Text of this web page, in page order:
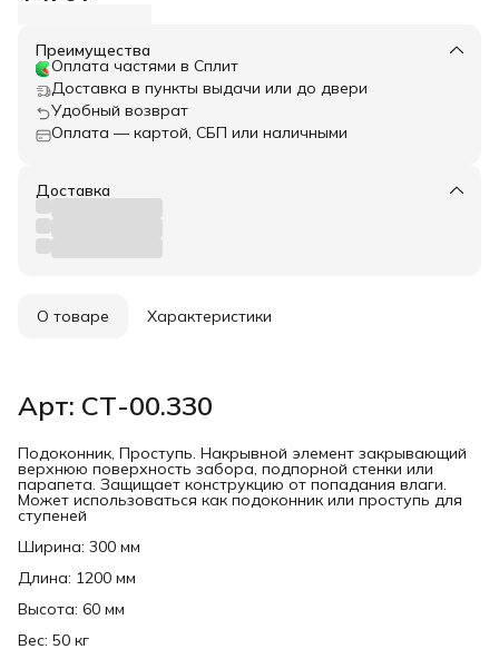
Преимущества
Оплата частями в Сплит
Доставка в пункты выдачи или до двери
Удобный возврат
Оплата — картой, СБП или наличными
Доставка
О товаре Характеристики
Арт: СТ-00.330
Подоконник, Проступь. Накрывной элемент закрывающий
верхнюю поверхность забора, подпорной стенки или
парапета. Защищает конструкцию от попадания влаги.
Может использоваться как подоконник или проступь для
ступеней
Ширина: 300 мм
Длина: 1200 мм
Высота: 60 мм
Вес: 50 кг